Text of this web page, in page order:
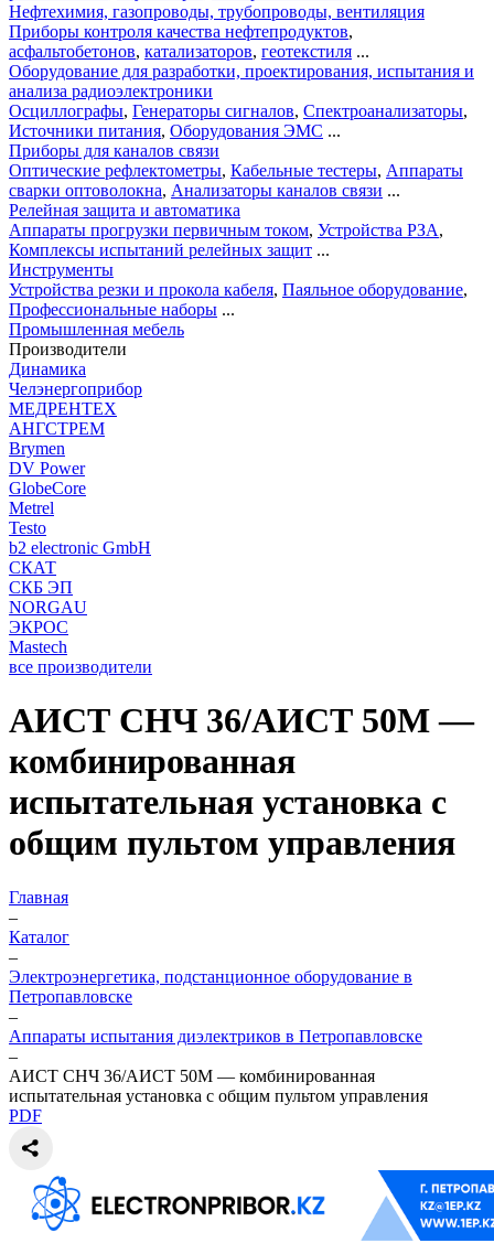
Нефтехимия, газопроводы, трубопроводы, вентиляция
Приборы контроля качества нефтепродуктов,
асфальтобетонов, катализаторов, геотекстиля ...
Оборудование для разработки, проектирования, испытания и
анализа радиоэлектроники
Осциллографы, Генераторы сигналов, Спектроанализаторы,
Источники питания, Оборудования ЭМС ...
Приборы для каналов связи
Оптические рефлектометры, Кабельные тестеры, Аппараты
сварки оптоволокна, Анализаторы каналов связи ...
Релейная защита и автоматика
Аппараты прогрузки первичным током, Устройства РЗА,
Комплексы испытаний релейных защит ...
Инструменты
Устройства резки и прокола кабеля, Паяльное оборудование,
Профессиональные наборы ...
Промышленная мебель
Производители
Динамика
Челэнергоприбор
МЕДРЕНТЕХ
АНГСТРЕМ
Brymen
DV Power
GlobeCore
Metrel
Testo
b2 electronic GmbH
СКАТ
СКБ ЭП
NORGAU
ЭКРОС
Mastech
все производители
АИСТ СНЧ 36/АИСТ 50М —
комбинированная
испытательная установка с
общим пультом управления
Главная
–
Каталог
–
Электроэнергетика, подстанционное оборудование в
Петропавловске
–
Аппараты испытания диэлектриков в Петропавловске
–
АИСТ СНЧ 36/АИСТ 50М — комбинированная
испытательная установка с общим пультом управления
PDF